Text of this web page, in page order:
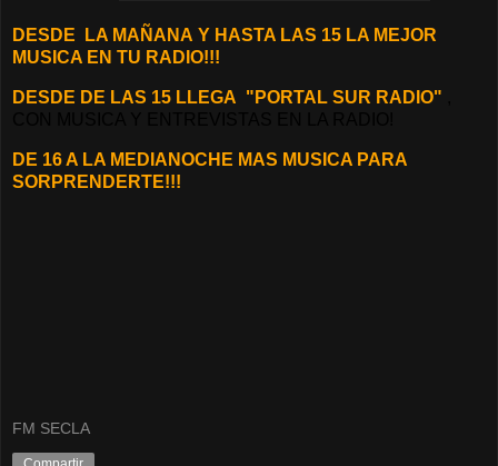
DESDE LA MAÑANA Y HASTA LAS 15 LA MEJOR
MUSICA EN TU RADIO!!!
DESDE DE LAS 15 LLEGA "PORTAL SUR RADIO"
DE 16 A LA MEDIANOCHE MAS MUSICA PARA
SORPRENDERTE!!!
FM SECLA